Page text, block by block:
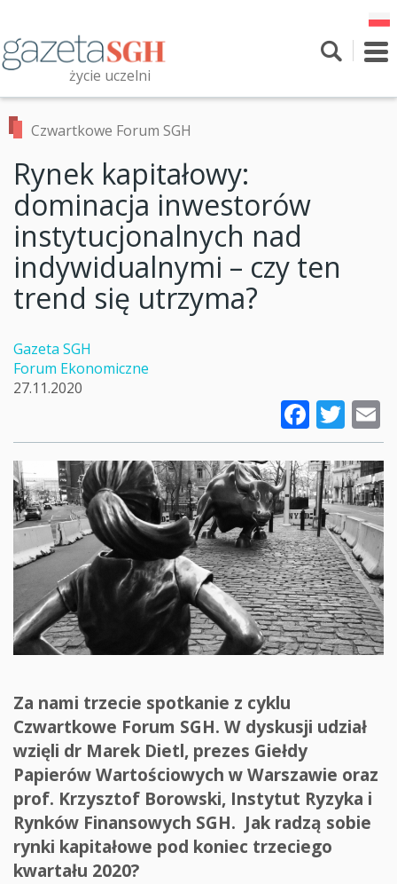
treści
życie uczelni
Przeszukaj witrynę
Czwartkowe Forum SGH
Rynek kapitałowy:
dominacja inwestorów
instytucjonalnych nad
indywidualnymi – czy ten
trend się utrzyma?
Gazeta SGH
Forum Ekonomiczne
27.11.2020
Za nami trzecie spotkanie z cyklu
Czwartkowe Forum SGH. W dyskusji udział
wzięli dr Marek Dietl, prezes Giełdy
Papierów Wartościowych w Warszawie oraz
prof. Krzysztof Borowski, Instytut Ryzyka i
Rynków Finansowych SGH. Jak radzą sobie
rynki kapitałowe pod koniec trzeciego
kwartału 2020?